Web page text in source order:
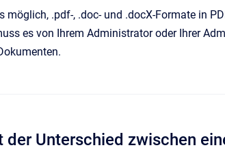
möglich, .pdf-, .doc- und .docX-Formate in
es von Ihrem Administrator oder Ihrer
der Unterschied zwischen